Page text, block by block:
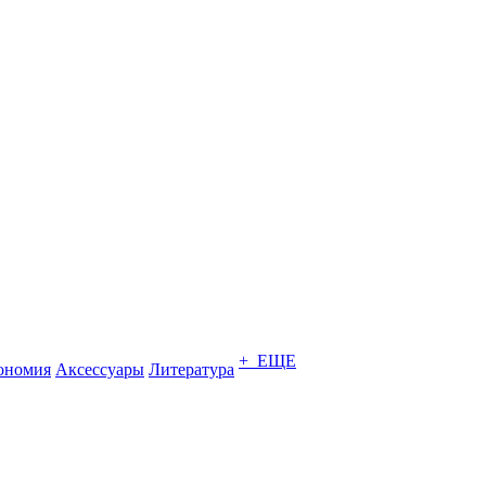
Аксессуары Литература + ЕЩЕ